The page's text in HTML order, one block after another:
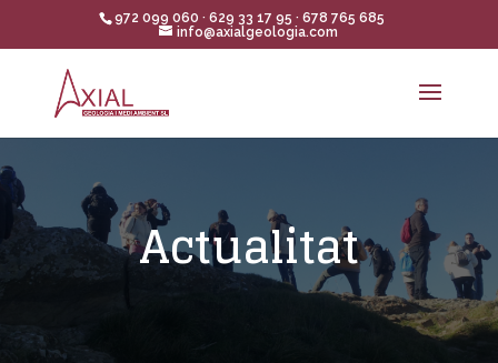
972 099 060 · 629 33 17 95 · 678 765 685
info@axialgeologia.com
Actualitat